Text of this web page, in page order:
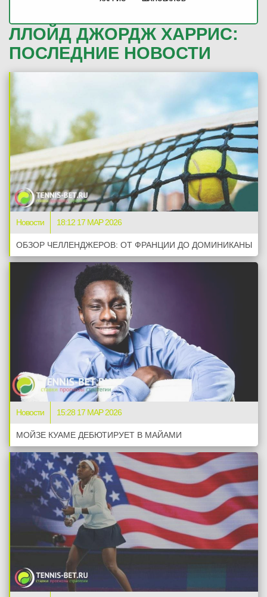
ЛЛОЙД ДЖОРДЖ ХАРРИС:
ПОСЛЕДНИЕ НОВОСТИ
Новости 18:12 17 МАР 2026
ОБЗОР ЧЕЛЛЕНДЖЕРОВ: ОТ ФРАНЦИИ ДО ДОМИНИКАНЫ
Новости 15:28 17 МАР 2026
МОЙЗЕ КУАМЕ ДЕБЮТИРУЕТ В МАЙАМИ